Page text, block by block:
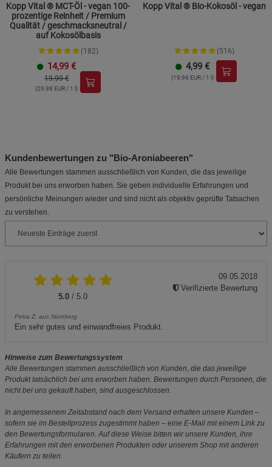
Kopp Vital ® MCT-Öl - vegan 100-
prozentige Reinheit / Premium
Qualität / geschmacksneutral /
auf Kokosölbasis
(182)
14,99 €
19.99 €
(29,98 EUR / 1 l)
Kopp Vital ® Bio-Kokosöl - vegan
(516)
4,99 €
(19,96 EUR / 1 l)
Kundenbewertungen zu "Bio-Aroniabeeren"
Alle Bewertungen stammen ausschließlich von Kunden, die das jeweilige
Produkt bei uns erworben haben. Sie geben individuelle Erfahrungen und
persönliche Meinungen wieder und sind nicht als objektiv geprüfte Tatsachen
zu verstehen.
5.0 / 5.0
Petra Z. aus Nürnberg
Ein sehr gutes und einwandfreies Produkt.
09.05.2018
Verifizierte Bewertung
Hinweise zum Bewertungssystem
Alle Bewertungen stammen ausschließlich von Kunden, die das jeweilige
Produkt tatsächlich bei uns erworben haben. Bewertungen durch Personen, die
nicht bei uns gekauft haben, sind ausgeschlossen.
In angemessenem Zeitabstand nach dem Versand erhalten unsere Kunden –
sofern sie im Bestellprozess zugestimmt haben – eine E-Mail mit einem Link zu
den Bewertungsformularen. Auf diese Weise bitten wir unsere Kunden, ihre
Erfahrungen mit den erworbenen Produkten oder unserem Shop mit anderen
Käufern zu teilen.